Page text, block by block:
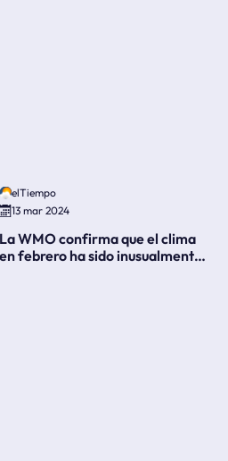
elTiempo
13 mar 2024
La WMO confirma que el clima
en febrero ha sido inusualmente